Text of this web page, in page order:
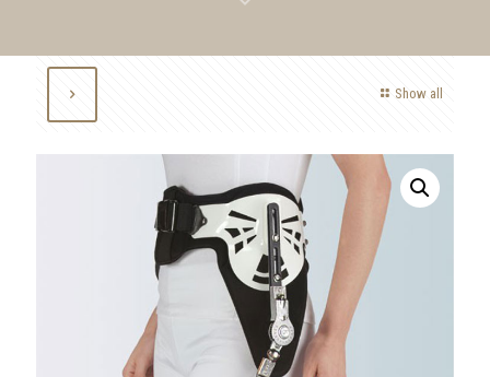
Show all